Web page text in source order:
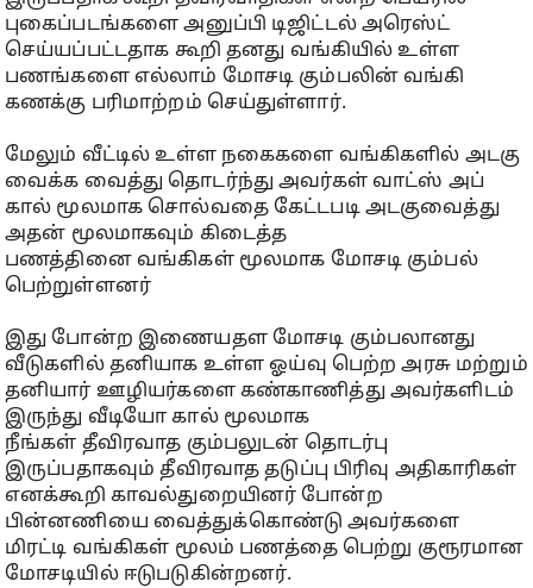
புகைப்படங்களை அனுப்பி டிஜிட்டல் அரெஸ்ட்
செய்யப்பட்டதாக கூறி தனது வங்கியில் உள்ள
பணங்களை எல்லாம் மோசடி கும்பலின் வங்கி
கணக்கு பரிமாற்றம் செய்துள்ளார்.
மேலும் வீட்டில் உள்ள நகைகளை வங்கிகளில் அடகு
வைக்க வைத்து தொடர்ந்து அவர்கள் வாட்ஸ் அப்
கால் மூலமாக சொல்வதை கேட்டபடி அடகுவைத்து
அதன் மூலமாகவும் கிடைத்த
பணத்தினை வங்கிகள் மூலமாக மோசடி கும்பல்
பெற்றுள்ளனர்
இது போன்ற இணையதள மோசடி கும்பலானது
வீடுகளில் தனியாக உள்ள ஓய்வு பெற்ற அரசு மற்றும்
தனியார் ஊழியர்களை கண்காணித்து அவர்களிடம்
இருந்து வீடியோ கால் மூலமாக
நீங்கள் தீவிரவாத கும்பலுடன் தொடர்பு
இருப்பதாகவும் தீவிரவாத தடுப்பு பிரிவு அதிகாரிகள்
எனக்கூறி காவல்துறையினர் போன்ற
பின்னணியை வைத்துக்கொண்டு அவர்களை
மிரட்டி வங்கிகள் மூலம் பணத்தை பெற்று குரூரமான
மோசடியில் ஈடுபடுகின்றனர்.